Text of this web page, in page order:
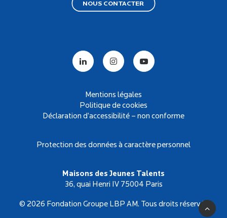
NOUS CONTACTER
Mentions légales
Politique de cookies
Déclaration d’accessibilité – non conforme
Protection des données à caractère personnel
Maisons des Jeunes Talents
36, quai Henri IV 75004 Paris
© 2026 Fondation Groupe LBP AM. Tous droits réservés